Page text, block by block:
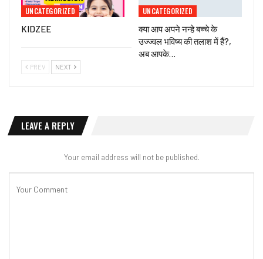
UNCATEGORIZED
KIDZEE
UNCATEGORIZED
क्या आप अपने नन्हे बच्चे के
उज्ज्वल भविष्य की तलाश में हैं?,
अब आपके…
PREV NEXT
LEAVE A REPLY
Your email address will not be published.